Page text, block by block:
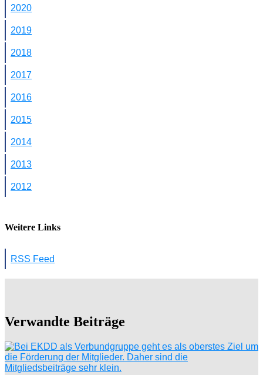
2020
2019
2018
2017
2016
2015
2014
2013
2012
Weitere Links
RSS Feed
Verwandte Beiträge